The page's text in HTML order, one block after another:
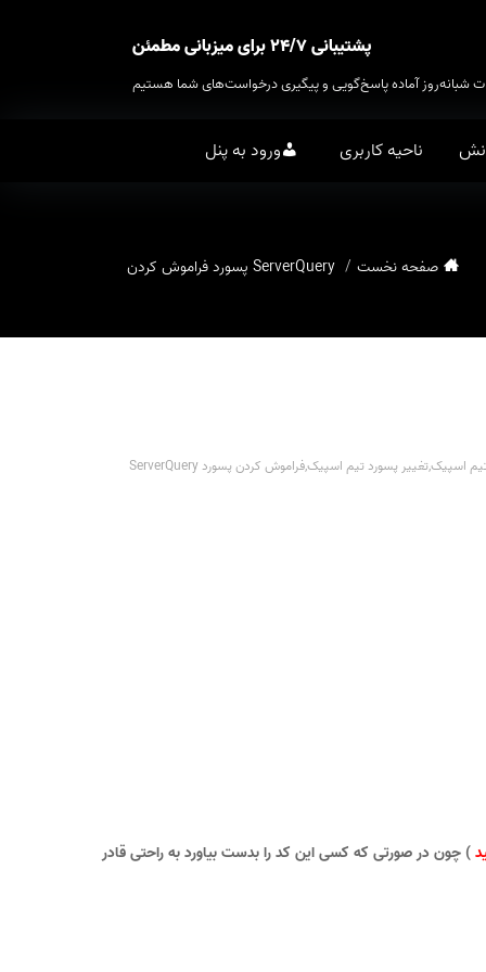
پشتیبانی ۲۴/۷ برای میزبانی مطمئن
شبانه‌روز آماده پاسخ‌گویی و پیگیری درخواست‌های شما هستیم
ناحیه کاربری ورود به پنل
صفحه نخست ServerQuery پسورد فراموش کردن
اسپیک,تغییر پسورد تیم اسپیک, فراموش کردن پسورد ServerQuery
) چون در صورتی که کسی این کد را بدست بیاورد به راحتی قادر